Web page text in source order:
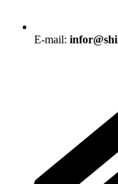
E-mail: